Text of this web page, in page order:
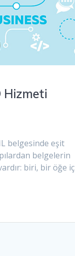
Hizmeti
belgesinde eşit
belgelerin
biri, bir öğe